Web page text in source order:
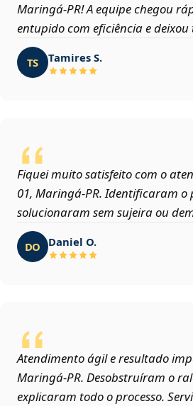
Maringá‑PR! A equipe chegou
entupido com eficiência e
TS Tamires S.
Fiquei muito satisfeito com o
01, Maringá‑PR. Identificaram
solucionaram sem sujeira ou
DO Daniel O.
Atendimento ágil e resultado
Maringá‑PR. Desobstruíram o
explicaram todo o processo.